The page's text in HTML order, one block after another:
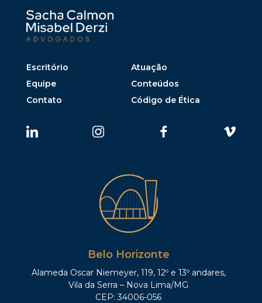
Escritório
Atuação
Equipe
Conteúdos
Contato
Código de Ética
Belo Horizonte
Alameda Oscar Niemeyer, 119, 12º e 13º andares,
Vila da Serra – Nova Lima/MG
CEP: 34006-056